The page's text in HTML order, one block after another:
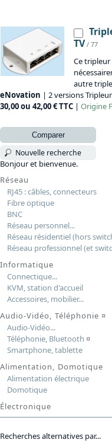
TV / 77
Ce
autre
eNovation | 2 versions
30,00 ou 42,00 € TTC | Origine
Comparer
Nouvelle recherche
Bonjour et bienvenue.
Réseau
RJ45 : câbles, connecteurs
Fibre optique
BNC
Réseau personnel...
Réseau résidentiel (hors
Réseau professionnel (et
Informatique
Connectique...
KVM, station d'accueil
Accessoires, mobilier...
Audio-Vidéo, Téléphonie ¤
Audio-Vidéo...
Téléphonie, Bluetooth ¤
Smartphone, tablette
Alimentation, Domotique
Alimentation électrique
Domotique
Électronique
Recherches alternatives par...